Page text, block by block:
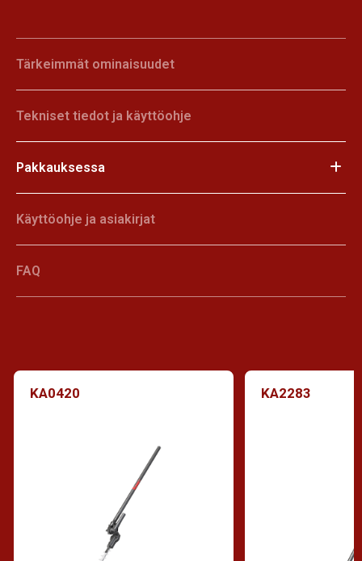
Tärkeimmät ominaisuudet
Tekniset tiedot ja käyttöohje
Pakkauksessa
Käyttöohje ja asiakirjat
FAQ
KA0420 KA2283